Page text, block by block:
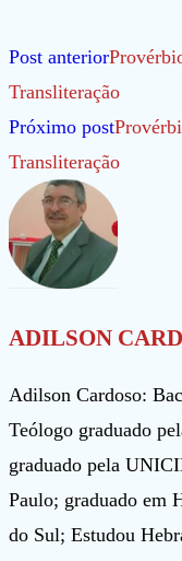
Leia
mais
artigos
Post anterior
Transliteração
Próximo post
Transliteração
ADILSON
Adilson Cardoso:
Teólogo graduado
graduado pela
Paulo; graduado em
do Sul; Estudou